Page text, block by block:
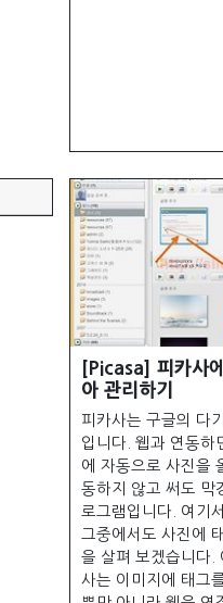
[Picasa] 피카사
아 관리하기
피카사는 구글의 다
입니다. 웹과 연동하
에 자동으로 사진을
동하지 않고 써도 막
로그램입니다. 여기
그중에서도 사진에
을 살펴 보겠습니다.
사는 이미지에 태그